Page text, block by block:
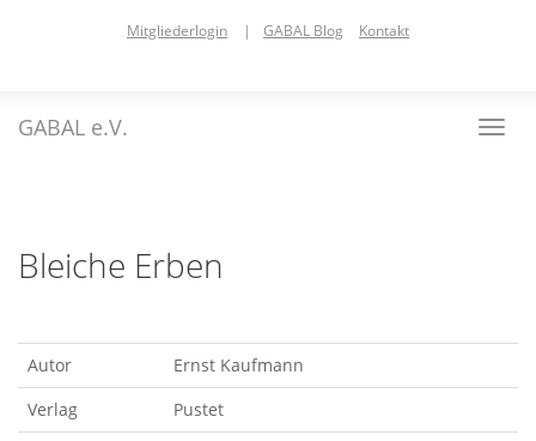
Mitgliederlogin | GABAL Blog Kontakt
GABAL e.V.
Bleiche Erben
Autor
Ernst Kaufmann
Verlag
Pustet